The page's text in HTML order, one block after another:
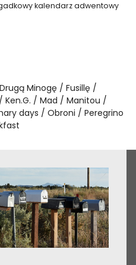
kalendarz adwentowy
Drugą Minogę
Fusillę
Ken.G. Mad
Manitou
days Obroni
Peregrino